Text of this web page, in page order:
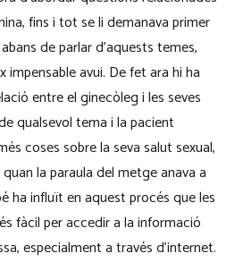
fins i tot se li demanava primer
de parlar d’aquests temes,
impensable avui. De fet ara hi ha
entre el ginecòleg i les seves
qualsevol tema i la pacient
coses sobre la seva salut sexual,
la paraula del metge anava a
ha influït en aquest procés que les
fàcil per accedir a la informació
especialment a través d’internet.